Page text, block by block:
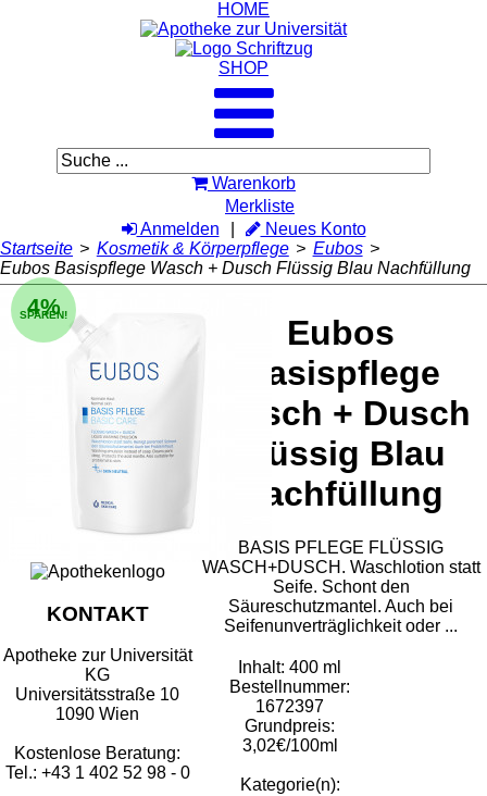
HOME
SHOP
Warenkorb
Merkliste
Anmelden
Neues Konto
Startseite > Kosmetik & Körperpflege > Eubos >
Eubos Basispflege Wasch + Dusch Flüssig Blau Nachfüllung
Eubos
Basispflege
Wasch + Dusch
Flüssig Blau
Nachfüllung
4%
SPAREN!
BASIS PFLEGE FLÜSSIG
WASCH+DUSCH. Waschlotion statt
Seife. Schont den
Säureschutzmantel. Auch bei
Seifenunverträglichkeit oder ...
Inhalt: 400 ml
Bestellnummer:
1672397
Grundpreis:
3,02€/100ml
Kategorie(n):
KONTAKT
Apotheke zur Universität
KG
Universitätsstraße 10
1090 Wien
Kostenlose Beratung:
Tel.: +43 1 402 52 98 - 0